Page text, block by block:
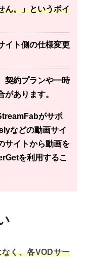
ん。」というポイ
イト側の仕様変更
契約プランや一時
あります。
がサポ
などの動画サイ
サイトから動画を
を利用するこ
く、各VODサー